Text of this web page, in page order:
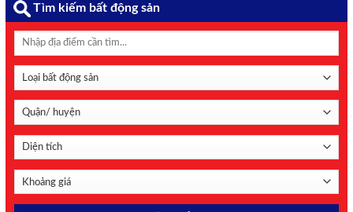
Tìm kiếm bất động sản